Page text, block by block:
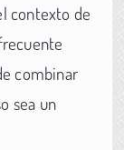
contexto de
combinar
sea un